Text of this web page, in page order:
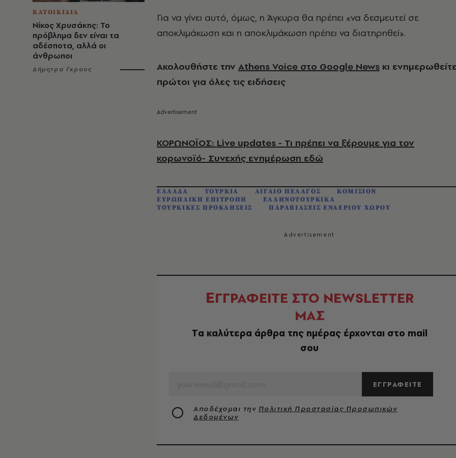
ΚΑΤΟΙΚΙΔΙΑ
Νίκος Χρυσάκης: Το
πρόβλημα δεν είναι τα
αδέσποτα, αλλά οι
άνθρωποι
Δήμητρα Γκρους
Για να γίνει αυτό, όμως, η Άγκυρα θα πρέπει «να δεσμευτεί σε
αποκλιμάκωση και η αποκλιμάκωση πρέπει να διατηρηθεί».
Ακολουθήστε την Athens Voice στο Google News κι
πρώτοι για όλες τις ειδήσεις
ΚΟΡΩΝΟΪΟΣ: Live updates - Τι πρέπει να ξέρουμε για τον
κορωνοϊό- Συνεχής ενημέρωση εδώ
ΕΛΛΑΔΑ ΤΟΥΡΚΙΑ ΑΙΓΑΙΟ ΠΕΛΑΓΟΣ
ΚΟΜΙΣΙΟΝ
ΕΥΡΩΠΑΙΚΗ ΕΠΙΤΡΟΠΗ
ΕΛΛΗΝΟΤΟΥΡΚΙΚΑ
ΤΟΥΡΚΙΚΕΣ ΠΡΟΚΛΗΣΕΙΣ
ΠΑΡΑΒΙΑΣΕΙΣ ΕΝΑΕΡΙΟΥ ΧΩΡΟΥ
ΕΓΓΡΑΦΕΙΤΕ ΣΤΟ NEWSLETTER
ΜΑΣ
Tα καλύτερα άρθρα της ημέρας έρχονται στο mail
σου
ΕΓΓΡΑΦΕΙΤΕ
Αποδέχομαι την Πολιτική Προστασίας Προσωπικών
Δεδομένων